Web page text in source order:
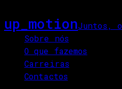
up_motionJuntos,
Sobre nós
O que fazemos
Carreiras
Contactos